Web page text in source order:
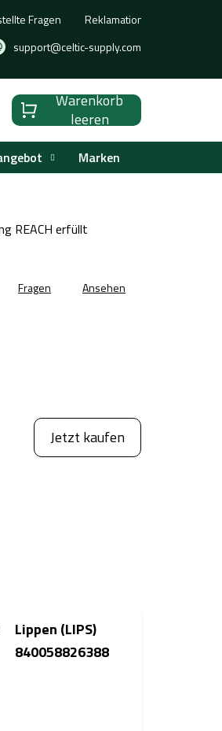
support@celtic-supply.com
Fragen Reklamation, Umtausch
Warenkorb
Warenkorb
leeren
Marken
Jetzt kaufen
REACH erfüllt
Fragen Ansehen
Lippen (LIPS)
840058826388